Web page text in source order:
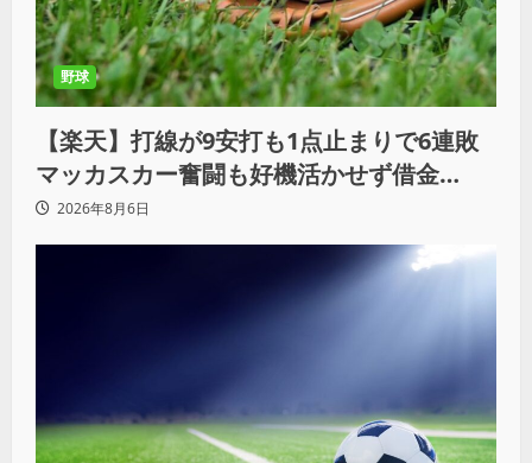
野球
【楽天】打線が9安打も1点止まりで6連敗
マッカスカー奮闘も好機活かせず借金
「22」
2026年8月6日